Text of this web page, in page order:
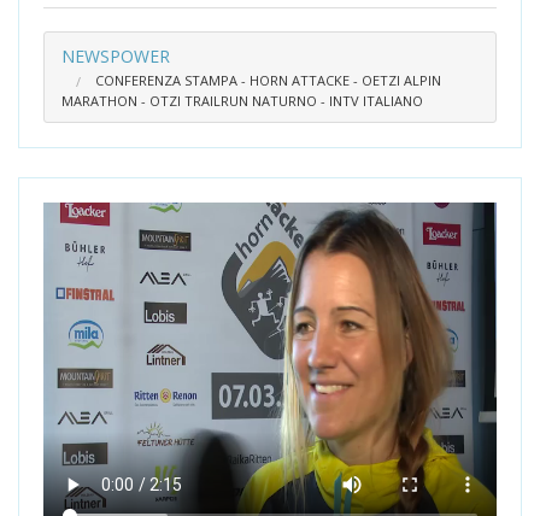
NEWSPOWER
CONFERENZA STAMPA - HORN ATTACKE - OETZI ALPIN
MARATHON - OTZI TRAILRUN NATURNO - INTV ITALIANO